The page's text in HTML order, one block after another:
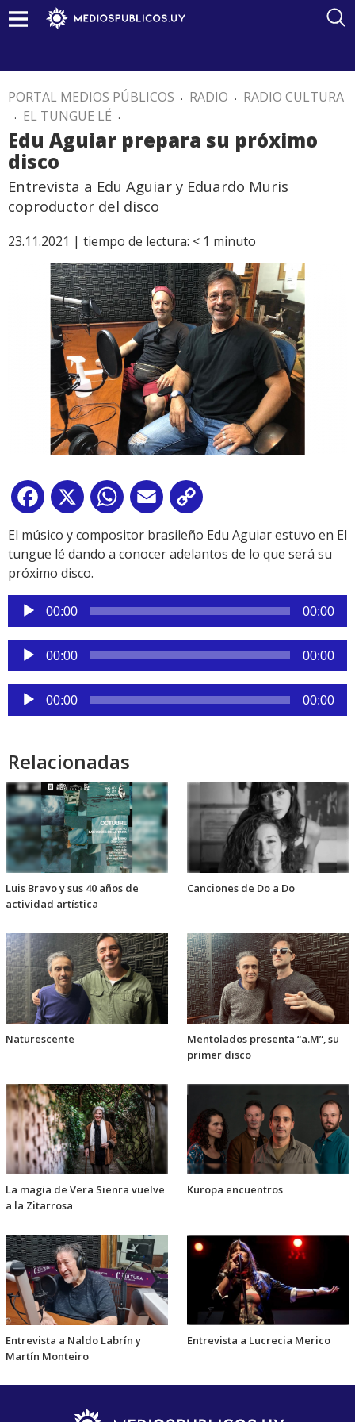
PORTAL MEDIOS PÚBLICOS . RADIO . RADIO CULTURA
. EL TUNGUE LÉ .
Edu Aguiar prepara su próximo
disco
Entrevista a Edu Aguiar y Eduardo Muris
coproductor del disco
23.11.2021 | tiempo de lectura: < 1 minuto
Facebook
X WhatsApp
Email
Link
El músico y compositor brasileño Edu Aguiar estuvo en El
tungue lé dando a conocer adelantos de lo que será su
próximo disco.
Reproductor
de
audio
00:00 00:00
Reproductor
de
audio
00:00 00:00
Reproductor
de
00:00 00:00
Relacionadas
Luis Bravo y sus 40 años de
actividad artística
Canciones de Do a Do
Naturescente
Mentolados presenta “a.M”, su
primer disco
La magia de Vera Sienra vuelve
a la Zitarrosa
Kuropa encuentros
Entrevista a Naldo Labrín y
Martín Monteiro
Entrevista a Lucrecia Merico